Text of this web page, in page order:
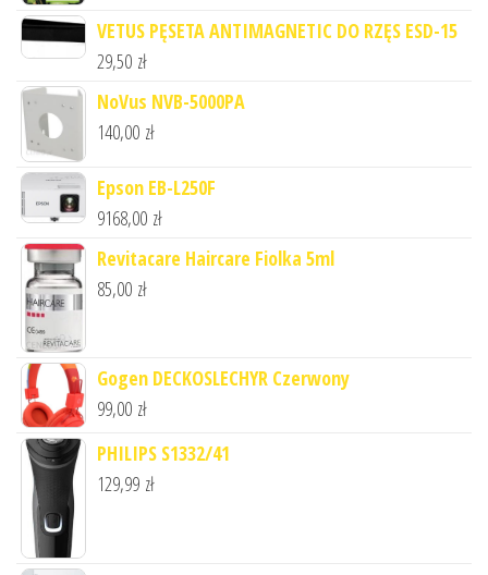
VETUS PĘSETA ANTIMAGNETIC DO RZĘS ESD-15
29,50 zł
NoVus NVB-5000PA
140,00 zł
Epson EB-L250F
9168,00 zł
Revitacare Haircare Fiolka 5ml
85,00 zł
Gogen DECKOSLECHYR Czerwony
99,00 zł
PHILIPS S1332/41
129,99 zł